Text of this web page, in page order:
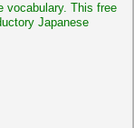
vocabulary. This free
Japanese